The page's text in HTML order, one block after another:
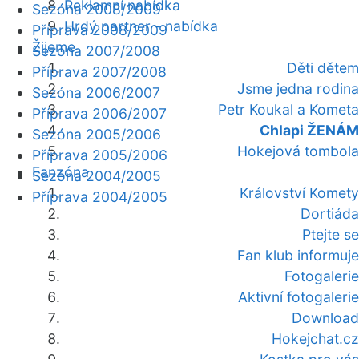
Reklamní nabídka
Hrdý partner - nabídka
Žijeme
Děti dětem
Jsme jedna rodina
Petr Koukal a Kometa
Chlapi ŽENÁM
Hokejová tombola
Fanzóna
Království Komety
Dortiáda
Ptejte se
Fan klub informuje
Fotogalerie
Aktivní fotogalerie
Download
Hokejchat.cz
Sezóna 2008/2009
Příprava 2008/2009
Sezóna 2007/2008
Příprava 2007/2008
Sezóna 2006/2007
Příprava 2006/2007
Sezóna 2005/2006
Příprava 2005/2006
Sezóna 2004/2005
Příprava 2004/2005